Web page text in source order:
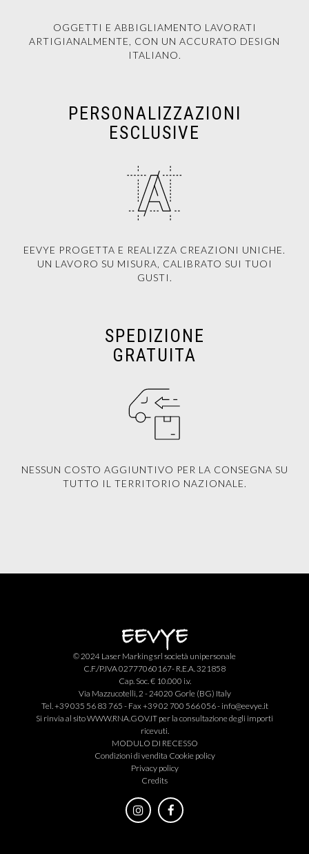
OGGETTI E ABBIGLIAMENTO LAVORATI
ARTIGIANALMENTE, CON UN ACCURATO DESIGN
ITALIANO.
PERSONALIZZAZIONI
ESCLUSIVE
EEVYE PROGETTA E REALIZZA CREAZIONI UNICHE.
UN LAVORO SU MISURA, CALIBRATO SUI TUOI
GUSTI.
SPEDIZIONE
GRATUITA
NESSUN COSTO AGGIUNTIVO PER LA CONSEGNA SU
TUTTO IL TERRITORIO NAZIONALE.
© 2024 Laser Marking srl società unipersonale
C.F./P.IVA 02777060167- R.E.A. 321858
Cap. Soc. € 10.000 i.v.
Via Mazzucotelli, 2 - 24020 Gorle (BG) Italy
Tel. +39 035 56 83 765 - Fax +39 02 700 566 056 - info@eevye.it
Si rinvia al sitoWWW.RNA.GOV.IT per la consultazione degli importi
ricevuti.
MODULO DI RECESSO
Condizioni di vendita Cookie policy
Privacy policy
Credits